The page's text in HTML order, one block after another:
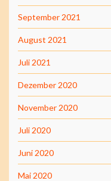
September 2021
August 2021
Juli 2021
Dezember 2020
November 2020
Juli 2020
Juni 2020
Mai 2020